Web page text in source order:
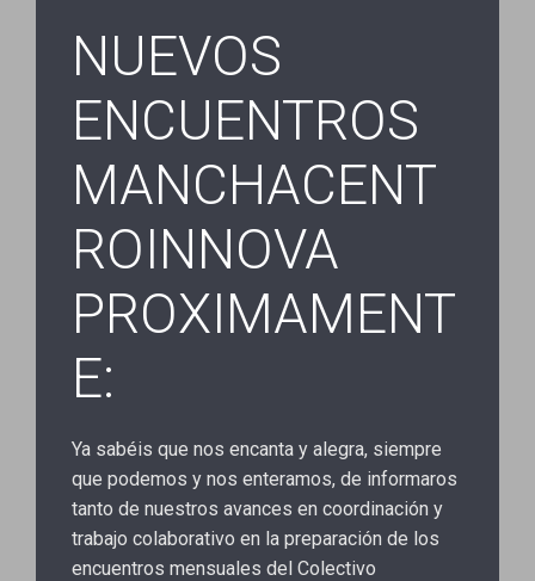
NUEVOS
ENCUENTROS
MANCHACENT
ROINNOVA
PROXIMAMENT
E:
Ya sabéis que nos encanta y alegra, siempre
que podemos y nos enteramos, de informaros
tanto de nuestros avances en coordinación y
trabajo colaborativo en la preparación de los
encuentros mensuales del Colectivo